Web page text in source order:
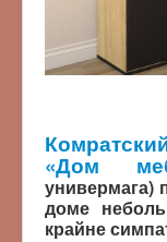
«Дом
универмага)
доме
крайне